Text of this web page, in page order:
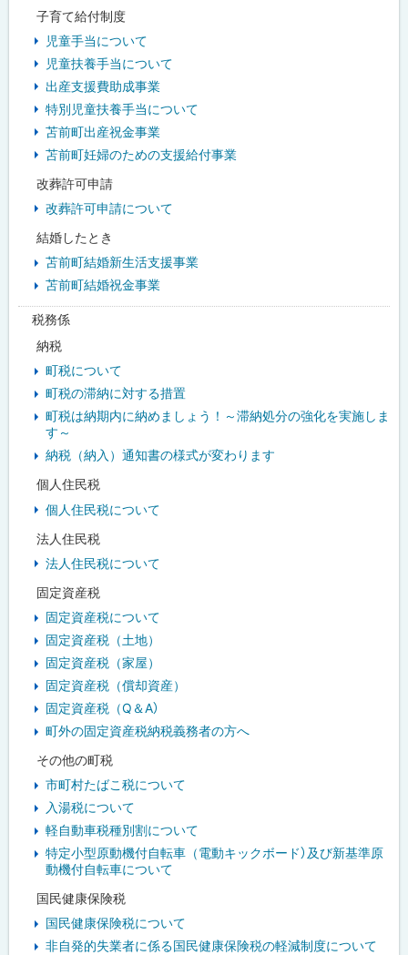
子育て給付制度
児童手当について
児童扶養手当について
出産支援費助成事業
特別児童扶養手当について
苫前町出産祝金事業
苫前町妊婦のための支援給付事業
改葬許可申請
改葬許可申請について
結婚したとき
苫前町結婚新生活支援事業
苫前町結婚祝金事業
税務係
納税
町税について
町税の滞納に対する措置
町税は納期内に納めましょう！～滞納処分の強化を実施しま
す～
納税（納入）通知書の様式が変わります
個人住民税
個人住民税について
法人住民税
法人住民税について
固定資産税
固定資産税について
固定資産税（土地）
固定資産税（家屋）
固定資産税（償却資産）
固定資産税（Q＆A）
町外の固定資産税納税義務者の方へ
その他の町税
市町村たばこ税について
入湯税について
軽自動車税種別割について
特定小型原動機付自転車（電動キックボード）及び新基準原
動機付自転車について
国民健康保険税
国民健康保険税について
非自発的失業者に係る国民健康保険税の軽減制度について